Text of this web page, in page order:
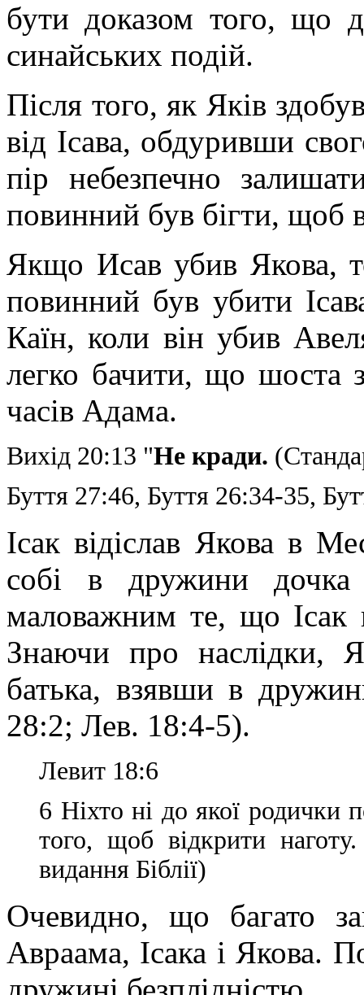
бути доказом того, що
синайських подій.
Після того, як Яків
від Ісава, обдуривши
пір небезпечно
повинний був бігти, щоб
Якщо Исав убив Якова,
повинний був убити
Каїн, коли він убив
легко бачити, що шоста
часів Адама.
Вихід 20:13 "Не кради.
Буття 27:46, Буття 26:34-35,
Ісак відіслав Якова в
собі в дружини
маловажним те, що Ісак
Знаючи про наслідки,
батька, взявши в
28:2; Лев. 18:4-5).
Левит 18:6
6 Ніхто ні до якої родички
того, щоб відкрити
видання Біблії)
Очевидно, що багато
Авраама, Ісака і Якова.